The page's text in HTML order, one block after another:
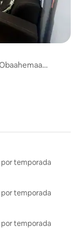
temporada
temporada
temporada